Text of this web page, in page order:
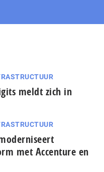
meldt zich in
met Accenture en